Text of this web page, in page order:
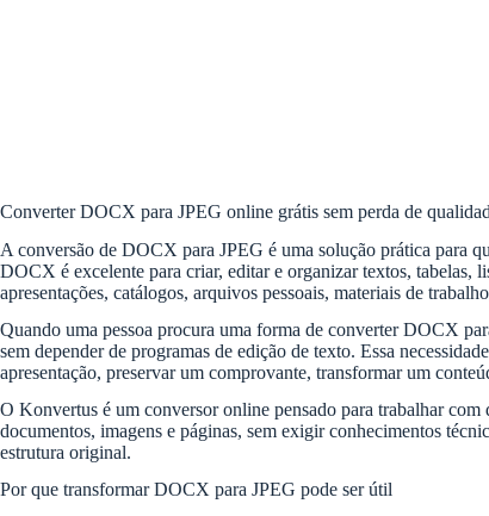
Converter DOCX para JPEG online grátis sem perda de
A conversão de DOCX para JPEG é uma solução prática para
DOCX é excelente para criar, editar e organizar textos, tabelas,
apresentações, catálogos, arquivos pessoais, materiais de
Quando uma pessoa procura uma forma de converter DOCX
sem depender de programas de edição de texto. Essa
apresentação, preservar um comprovante, transformar um
O Konvertus é um conversor online pensado para trabalhar
documentos, imagens e páginas, sem exigir conhecimentos
estrutura original.
Por que transformar DOCX para JPEG pode ser útil